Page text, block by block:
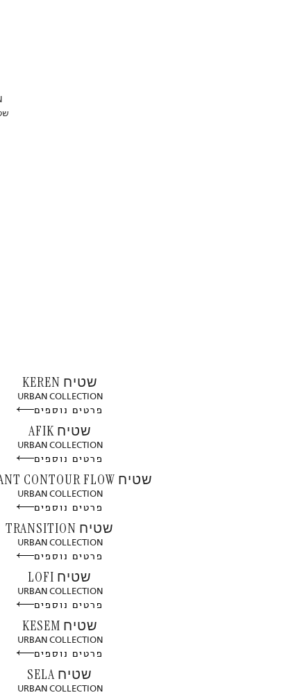
שטיח KEREN
URBAN COLLECTION
פרטים נוספים
שטיח AFIK
URBAN COLLECTION
פרטים נוספים
שטיח VERDANT CONTOUR FLOW
URBAN COLLECTION
פרטים נוספים
שטיח TRANSITION
URBAN COLLECTION
פרטים נוספים
שטיח LOFI
URBAN COLLECTION
פרטים נוספים
שטיח KESEM
URBAN COLLECTION
פרטים נוספים
שטיח SELA
URBAN COLLECTION